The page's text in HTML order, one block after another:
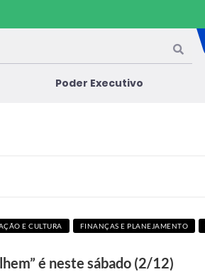
Poder Executivo
E CULTURA FINANÇAS E PLANEJAMENTO
é neste sábado (2/12)